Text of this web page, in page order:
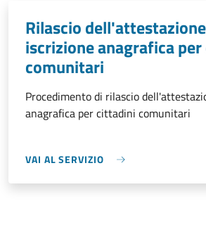
Rilascio
iscrizione anagrafica
comunitari
Procedimento di rilascio
anagrafica per cittadini comunitari
VAI AL SERVIZIO